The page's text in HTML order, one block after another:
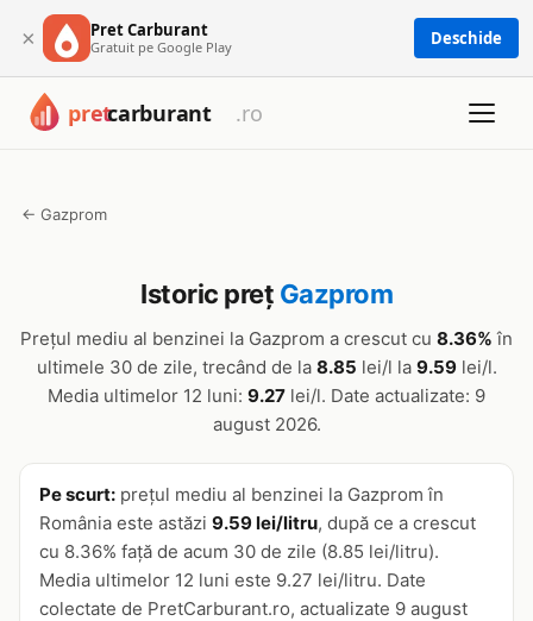
× Pret Carburant
Gratuit pe Google Play Deschide
← Gazprom
Istoric preț Gazprom
Prețul mediu al benzinei la Gazprom a crescut cu 8.36% în
ultimele 30 de zile, trecând de la 8.85 lei/l la 9.59lei/l.
Media ultimelor 12 luni: 9.27 lei/l. Date actualizate: 9
august 2026.
Pe scurt: prețul mediu al benzinei la Gazprom în
România este astăzi 9.59 lei/litru, după ce a crescut
cu 8.36% față de acum 30 de zile (8.85 lei/litru).
Media ultimelor 12 luni este 9.27 lei/litru. Date
colectate de PretCarburant.ro, actualizate 9 august